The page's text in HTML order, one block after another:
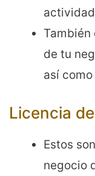
También
de tu
así
Licencia
Estos
negocio